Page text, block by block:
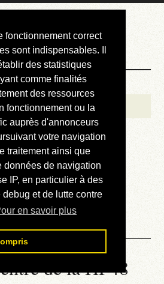
fonctionnement correct
sont indispensables. Il
des statistiques
comme finalités
des ressources
fonctionnement ou la
auprès d'annonceurs
votre navigation
traitement ainsi que
données de navigation
IP, en particulier à des
et de lutte contre
en savoir plus
»
de la HP48